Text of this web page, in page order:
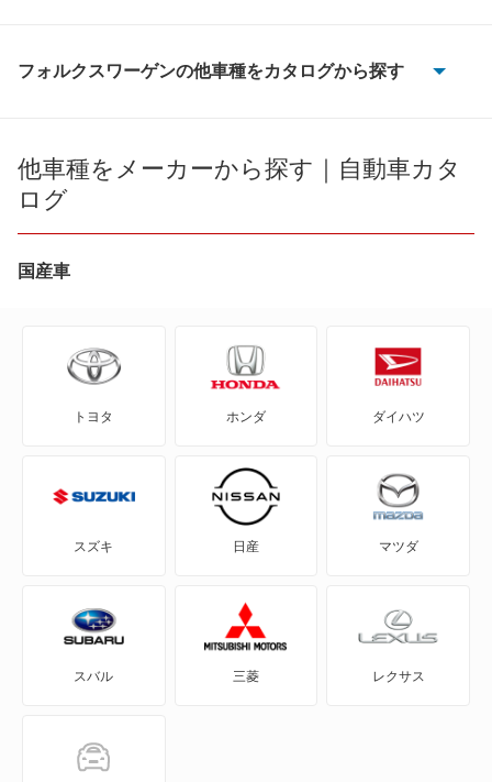
フォルクスワーゲンの他車種をカタログから探す
ID.4
ID.Buzz
T-クロス
T-ロックR
アルテオンシューティングブレーク
イー・アップ!
イー・ゴルフ
他車種をメーカーから探す｜自動車カタ
ログ
国産車
トヨタ ホンダ ダイハツ
スズキ 日産 マツダ
スバル 三菱 レクサス